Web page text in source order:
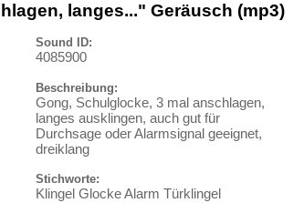
langes..." Geräusch (mp3)
Sound ID:
4085900
Beschreibung:
Gong, Schulglocke, 3 mal anschlagen,
langes ausklingen, auch gut für
Durchsage oder Alarmsignal geeignet,
dreiklang
Stichworte:
Klingel Glocke Alarm Türklingel